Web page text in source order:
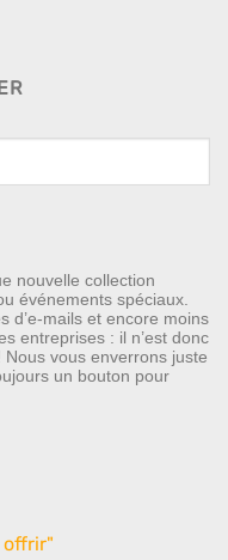
nouvelle collection
événements spéciaux.
d’e-mails et encore moins
entreprises : il n’est donc
vous enverrons juste
un bouton pour
offrir"